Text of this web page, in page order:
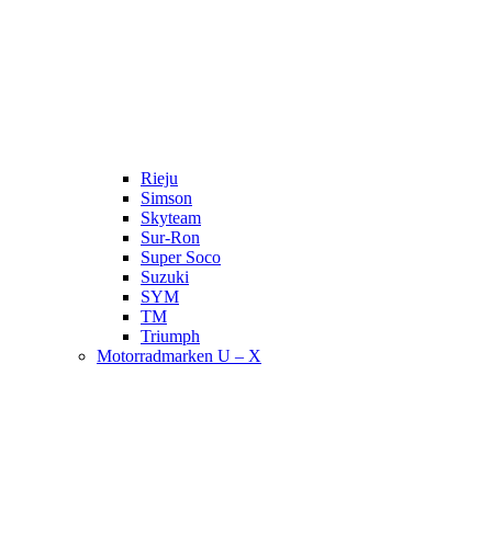
Rieju
Simson
Skyteam
Sur-Ron
Super Soco
Suzuki
SYM
TM
Triumph
Motorradmarken U – X